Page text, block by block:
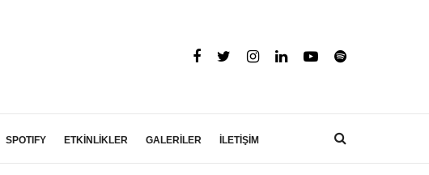
SPOTIFY ETKİNLİKLER GALERİLER İLETİŞİM